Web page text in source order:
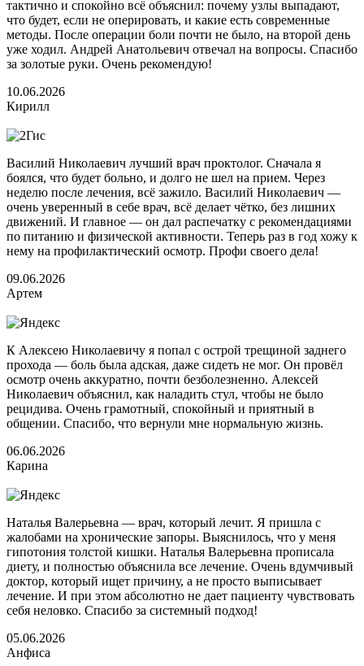
тактично и спокойно всё объяснил: почему узлы выпадают,
что будет, если не оперировать, и какие есть современные
методы. После операции боли почти не было, на второй день
уже ходил. Андрей Анатольевич отвечал на вопросы. Спасибо
за золотые руки. Очень рекомендую!
10.06.2026
Кирилл
Василий Николаевич лучший врач проктолог. Сначала я
боялся, что будет больно, и долго не шел на прием. Через
неделю после лечения, всё зажило. Василий Николаевич —
очень уверенный в себе врач, всё делает чётко, без лишних
движений. И главное — он дал распечатку с рекомендациями
по питанию и физической активности. Теперь раз в год хожу к
нему на профилактический осмотр. Профи своего дела!
09.06.2026
Артем
К Алексею Николаевичу я попал с острой трещиной заднего
прохода — боль была адская, даже сидеть не мог. Он провёл
осмотр очень аккуратно, почти безболезненно. Алексей
Николаевич объяснил, как наладить стул, чтобы не было
рецидива. Очень грамотный, спокойный и приятный в
общении. Спасибо, что вернули мне нормальную жизнь.
06.06.2026
Карина
Наталья Валерьевна — врач, который лечит. Я пришла с
жалобами на хронические запоры. Выяснилось, что у меня
гипотония толстой кишки. Наталья Валерьевна прописала
диету, и полностью объяснила все лечение. Очень вдумчивый
доктор, который ищет причину, а не просто выписывает
лечение. И при этом абсолютно не дает пациенту чувствовать
себя неловко. Спасибо за системный подход!
05.06.2026
Анфиса